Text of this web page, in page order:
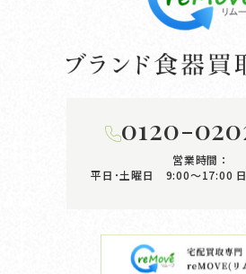
0120-
営業時間：
平日･土曜日 9:00〜17:00